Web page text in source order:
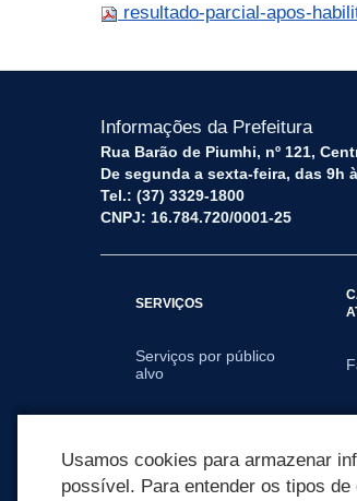
resultado-parcial-apos-
Informações da Prefeitura
Rua Barão de Piumhi, nº 121,
De segunda a sexta-feira, das 9h
Tel.: (37) 3329-1800
CNPJ: 16.784.720/0001-25
SERVIÇOS
Serviços por público
alvo
Usamos cookies para armazenar
possível. Para entender os tipos